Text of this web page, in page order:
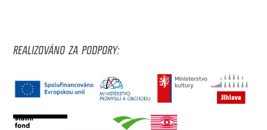
REALIZOVÁNO ZA PODPORY: